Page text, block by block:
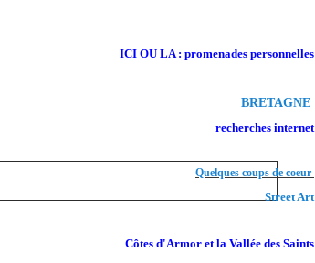
ICI OU LA : promenades personnelles
BRETAGNE
recherches internet
Quelques coups de coeur
Street Art
Côtes d'Armor et la Vallée des Saints